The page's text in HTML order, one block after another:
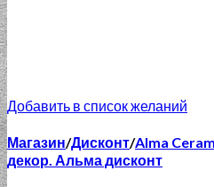
Добавить в список желаний
Магазин/Дисконт/Alma
декор. Альма дисконт